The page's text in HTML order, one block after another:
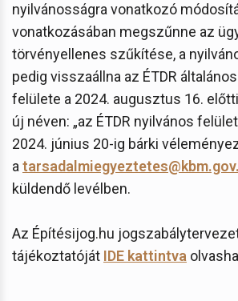
nyilvánosságra vonatkozó
vonatkozásában megszűnne az
törvényellenes szűkítése, a
pedig visszaállna az ÉTDR
felülete a 2024. augusztus 16.
új néven: „az ÉTDR nyilvános
2024. június 20-ig bárki
a
küldendő levélben.
Az Építésijog.hu
tájékoztatóját IDE kattintva